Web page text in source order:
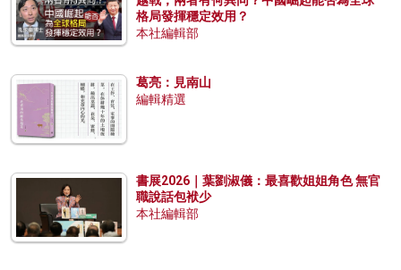
格局發揮穩定效用？
本社編輯部
葛亮：見南山
編輯精選
書展2026｜葉劉淑儀：最喜歡姐姐角色 無官
職說話包袱少
本社編輯部